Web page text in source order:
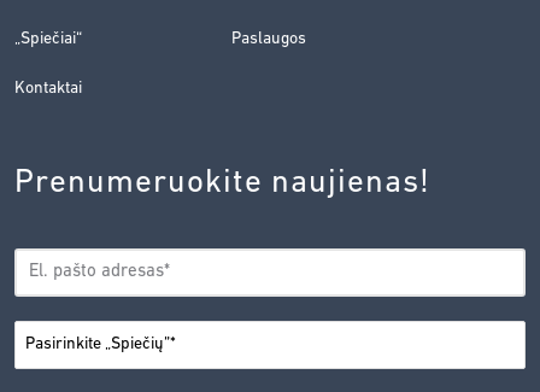
„Spiečiai“ Paslaugos
Kontaktai
Prenumeruokite naujienas!
EL.
PAŠTAS*
MIESTAS*